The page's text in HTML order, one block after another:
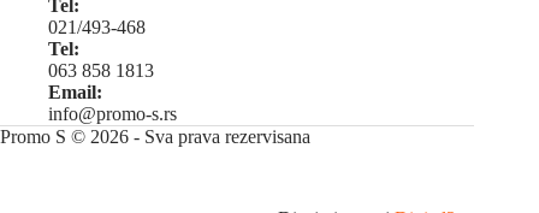
Tel:
021/493-468
Tel:
063 858 1813
Email:
info@promo-s.rs
Promo S © 2026 - Sva prava rezervisana